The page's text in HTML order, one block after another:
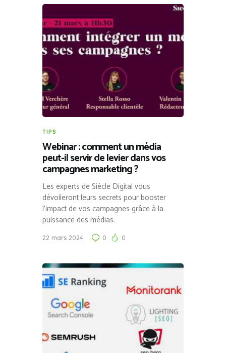
TIPS
Webinar : comment un média
peut-il servir de levier dans vos
campagnes marketing ?
Les experts de Siècle Digital vous
dévoileront leurs secrets pour booster
l’impact de vos campagnes grâce à la
puissance des médias.
22 mars 2024 0 0